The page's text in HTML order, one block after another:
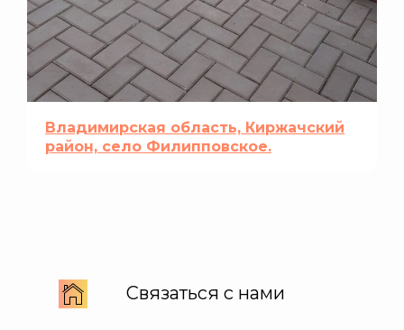
Владимирская область, Киржачский
район, село Филипповское.
Связаться с нами